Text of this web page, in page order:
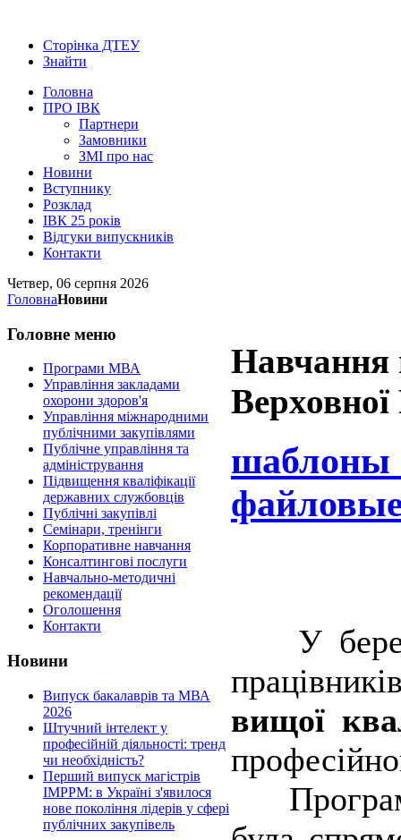
Сторінка ДТЕУ
Знайти
Головна
ПРО ІВК
Партнери
Замовники
ЗМІ про нас
Новини
Вступнику
Розклад
ІВК 25 років
Відгуки випускників
Контакти
Четвер, 06 серпня 2026
ГоловнаНовини
Навчання
шаблоны
У
вищої
Головне меню
Програми МВА
Управління закладами
охорони здоров'я
Управління міжнародними
публічними закупівлями
Публічне управління та
адміністрування
Підвищення кваліфікації
державних службовців
Публічні закупівлі
Семінари, тренінги
Корпоративне навчання
Консалтингові послуги
Навчально-методичні
рекомендації
Оголошення
Контакти
Новини
Випуск бакалаврів та МВА
2026
Штучний інтелект у
професійній діяльності: тренд
чи необхідність?
Перший випуск магістрів
IMPPM: в Україні з'явилося
нове покоління лідерів у сфері
публічних закупівель